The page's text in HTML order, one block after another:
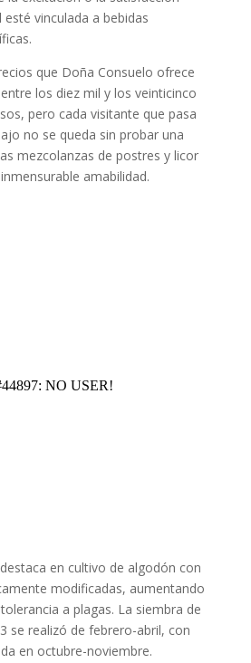
esté vinculada a bebidas
que Doña Consuelo ofrece
los diez mil y los veinticinco
pero cada visitante que pasa
no se queda sin probar una
mezcolanzas de postres y licor
amabilidad.
en cultivo de algodón con
modificadas, aumentando
a plagas. La siembra de
se realizó de febrero-abril, con
en octubre-noviembre.